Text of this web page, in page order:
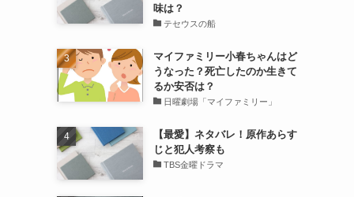
味は？
テセウスの船
マイファミリー小春ちゃんはど
うなった？死亡したのか生きて
るか安否は？
日曜劇場「マイファミリー」
【最愛】ネタバレ！原作あらす
じと犯人考察も
TBS金曜ドラマ